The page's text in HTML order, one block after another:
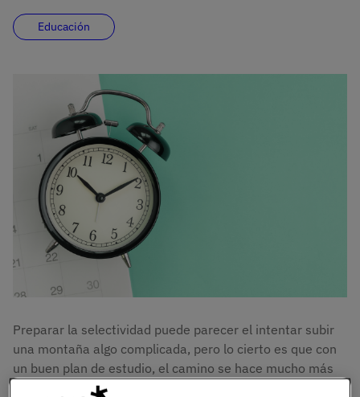
Educación
Preparar la selectividad puede parecer el intentar subir
una montaña algo complicada, pero lo cierto es que con
un buen plan de estudio, el camino se hace mucho más
llevadero. Tener claro qué estudiar, cuándo hacerlo y